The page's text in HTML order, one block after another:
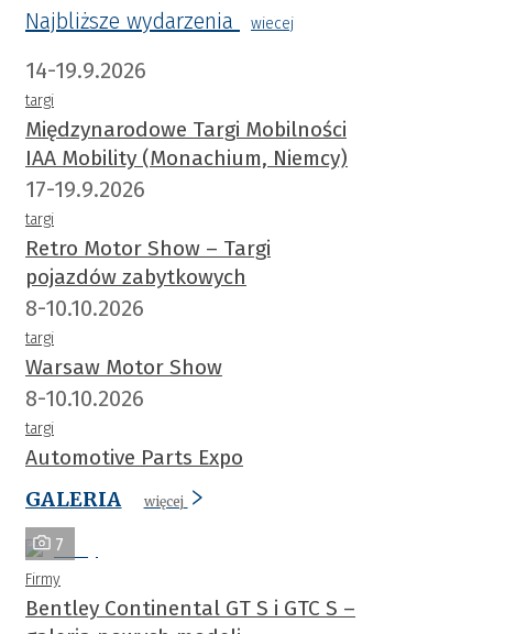
Najbliższe wydarzenia
wiecej
14-19.9.2026
targi
Międzynarodowe Targi Mobilności
IAA Mobility (Monachium, Niemcy)
17-19.9.2026
targi
Retro Motor Show – Targi
pojazdów zabytkowych
8-10.10.2026
targi
Warsaw Motor Show
8-10.10.2026
targi
Automotive Parts Expo
GALERIA
więcej
7
Firmy
Bentley Continental GT S i GTC S –